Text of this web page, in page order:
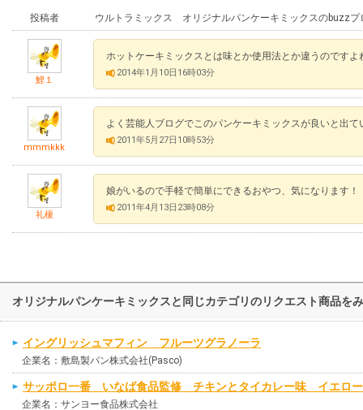
投稿者 ウルトラミックス オリジナルパンケーキミックスのbuzzプ
鯉１
ホットケーキミックスとは味とか使用法とか違うのです
2014年1月10日16時03分
mmmkkk
よく芸能人ブログでこのパンケーキミックスが良いと出
2011年5月27日10時53分
礼榎
娘がいるので手軽で簡単にできるおやつ、気になります！
2011年4月13日23時08分
オリジナルパンケーキミックスと同じカテゴリのリクエスト商品を
イングリッシュマフィン フルーツグラノーラ
企業名：敷島製パン株式会社(Pasco)
サッポロ一番 いなば食品監修 チキンとタイカレー味 イエロー
企業名：サンヨー食品株式会社